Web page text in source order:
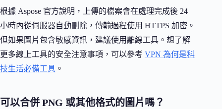
根據 Aspose 官方說明，上傳的檔案會在處理完成後 24
小時內從伺服器自動刪除，傳輸過程使用 HTTPS 加密。
但如果圖片包含敏感資訊，建議使用離線工具。想了解
更多線上工具的安全注意事項，可以參考 VPN 為何是科
技生活必備工具 。
可以合併 PNG 或其他格式的圖片嗎？